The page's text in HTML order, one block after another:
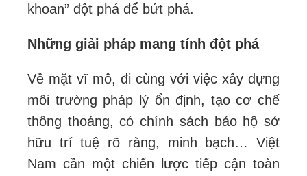
khoan” đột phá để bứt phá.
Những giải pháp mang tính đột phá
Về mặt vĩ mô, đi cùng với việc xây dựng
môi trường pháp lý ổn định, tạo cơ chế
thông thoáng, có chính sách bảo hộ sở
hữu trí tuệ rõ ràng, minh bạch… Việt
Nam cần một chiến lược tiếp cận toàn